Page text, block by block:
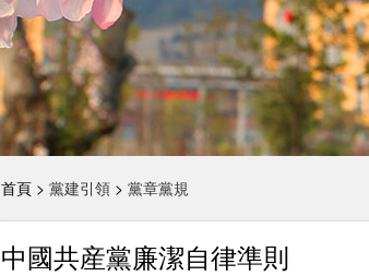
首頁 > 黨建引領 > 黨章黨規
中國共産黨廉潔自律準則